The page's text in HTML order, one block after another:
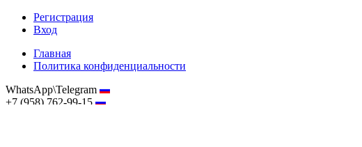
Регистрация
Вход
Главная
Политика конфиденциальности
WhatsApp\Telegram
+7 (958) 762-99-15